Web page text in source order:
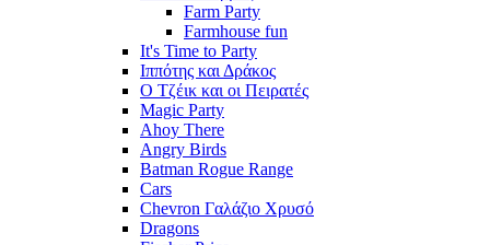
Farm Party
Farmhouse fun
It's Time to Party
Ιππότης και Δράκος
Ο Τζέικ και οι Πειρατές
Magic Party
Ahoy There
Angry Birds
Batman Rogue Range
Cars
Chevron Γαλάζιο Χρυσό
Dragons